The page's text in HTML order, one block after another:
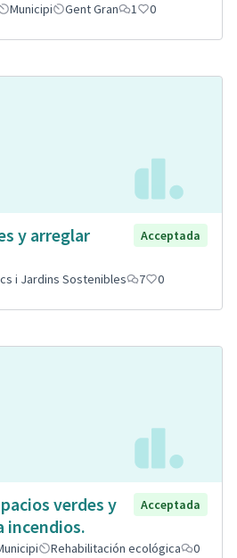
Municipi Gent Gran 1 0
y arreglar
Acceptada
i Jardins Sostenibles 7 0
verdes y
incendios.
Acceptada
Rehabilitación ecológica
0